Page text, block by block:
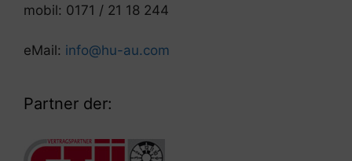
mobil: 0171 / 21 18 244
eMail: info@hu-au.com
Partner der: